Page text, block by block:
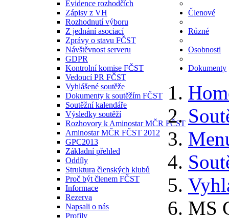
Evidence rozhodčích
Zápisy z VH
Rozhodnutí výboru
Z jednání asociací
Zprávy o stavu FČST
Návštěvnost serveru
GDPR
Kontrolní komise FČST
Vedoucí PR FČST
Vyhlášené soutěže
Dokumenty k soutěžím FČST
Soutěžní kalendáře
Výsledky soutěží
Rozhovory k Aminostar MČR FČST
Aminostar MČR FČST 2012
GPC2013
Členové
Základní přehled
Oddíly
Struktura členských klubů
Proč být členem FČST
Různé
Informace
Rezerva
Osobnosti
Napsali o nás
Profily
Dokumenty
MS